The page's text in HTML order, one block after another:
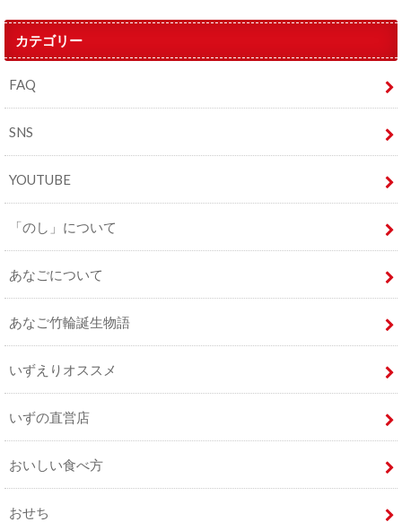
カテゴリー
FAQ
SNS
YOUTUBE
「のし」について
あなごについて
あなご竹輪誕生物語
いずえりオススメ
いずの直営店
おいしい食べ方
おせち